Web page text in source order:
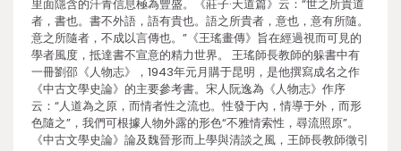
里面隱含的汗青信息極為豐盛。《莊子·天道篇》云：“世之所貴道
者，書也。書不外語，語有貴也。語之所貴者，意也，意有所隨。
意之所隨者，不成以言傳也。”《王瑤畫傳》旨在經過視而可見的
學者風度，抵達書不宣意的精力世界。 王瑤師長教師的躲書中有
一冊劉邵《人物志》，1943年元月購于昆明，是他撰寫成名之作
《中古文學史論》的主要參考書。宋人阮逸為《人物志》作序
云：“人道為之原，而情者性之流也。性發于內，情導于外，而形
色隨之”，我們可根據人物外露的形色“不雅情索性，尋流照原”。
《中古文學史論》論及魏晉形而上學與清談之風，王師長教師徵引